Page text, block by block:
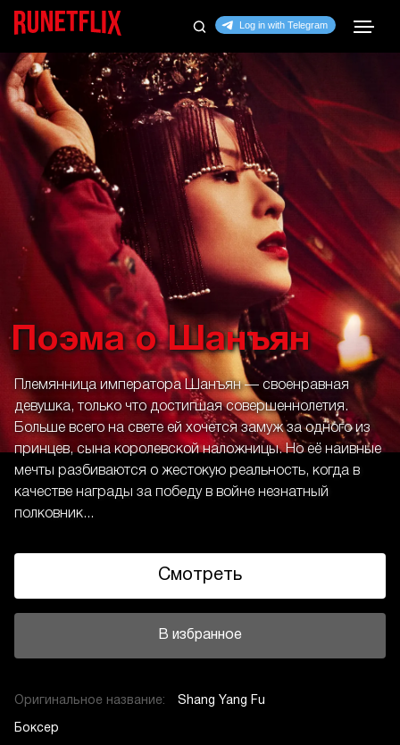
Поэма о Шанъян
Племянница императора Шанъян — своенравная
девушка, только что достигшая совершеннолетия.
Больше всего на свете ей хочется замуж за одного из
принцев, сына королевской наложницы. Но её наивные
мечты разбиваются о жестокую реальность, когда в
качестве награды за победу в войне незнатный
полковник...
Смотреть
В избранное
Оригинальное название: Shang Yang Fu
Боксер